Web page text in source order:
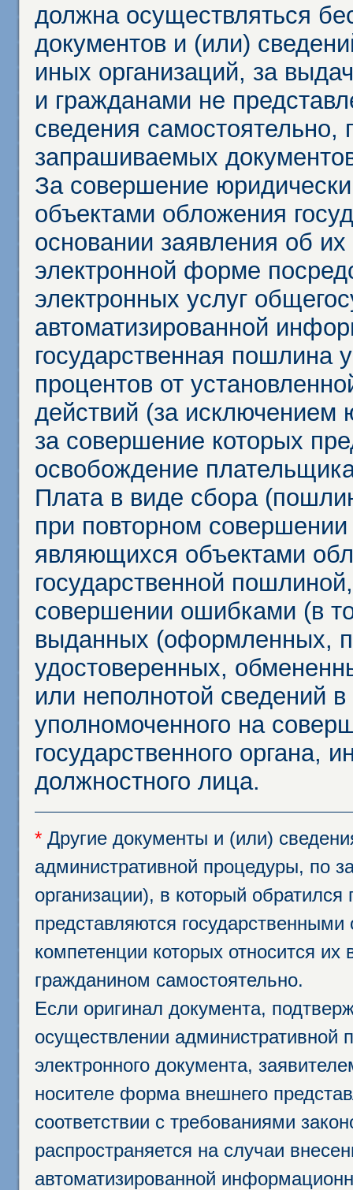
должна осуществляться
документов и (или)
иных организаций, за
и гражданами не
сведения
запрашиваемых
За совершение
объектами обложения
основании заявления об
электронной форме
электронных услуг
автоматизированной
государственная пошлина
процентов от
действий (за исключением
за совершение которых
освобождение
Плата в виде сбора
при повторном
являющихся объектами
государственной
совершении ошибками (в
выданных (оформленных,
удостоверенных,
или неполнотой сведений
уполномоченного на
государственного органа,
должностного лица.
* Другие документы и (или)
административной процедуры, по
организации), в который
представляются
компетенции которых относится
гражданином самостоятельно.
Если оригинал документа,
осуществлении административной
электронного документа,
носителе форма внешнего
соответствии с требованиями
распространяется на случаи
автоматизированной